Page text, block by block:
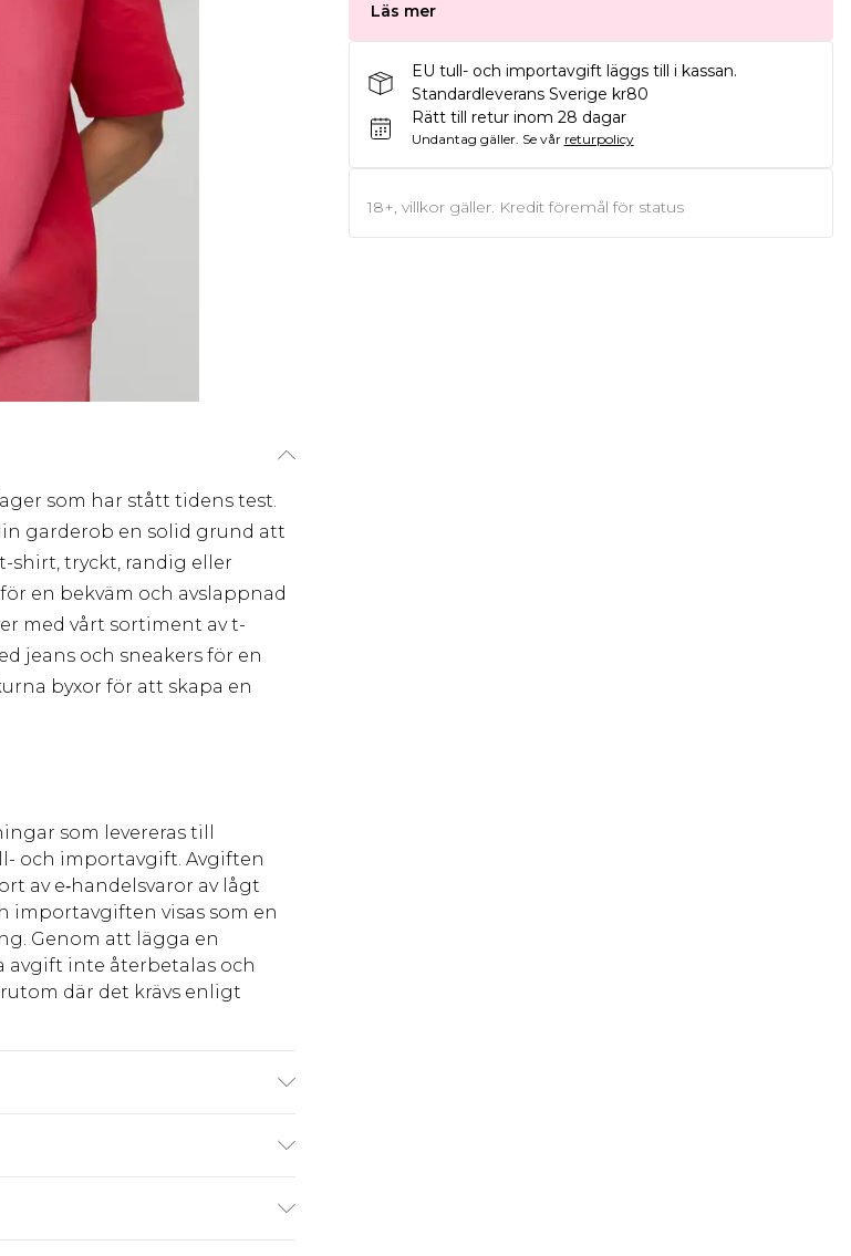
som har stått tidens test.
garderob en solid grund att
shirt, tryckt, randig eller
en bekväm och avslappnad
med vårt sortiment av t-
jeans och sneakers för en
byxor för att skapa en
som levereras till
och importavgift. Avgiften
av e‑handelsvaror av lågt
importavgiften visas som en
Genom att lägga en
avgift inte återbetalas och
där det krävs enligt
kr80
Läs mer
EU tull- och importavgift läggs till i kassan.
Standardleverans Sverige kr80
Rätt till retur inom 28 dagar
Undantag gäller. Se vår returpolicy
18+, villkor gäller. Kredit föremål för status